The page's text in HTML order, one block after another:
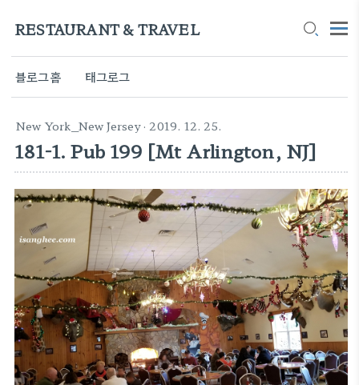
RESTAURANT & TRAVEL
블로그홈 태그로그
New York_New Jersey· 2019. 12. 25.
181-1. Pub 199 [Mt Arlington, NJ]